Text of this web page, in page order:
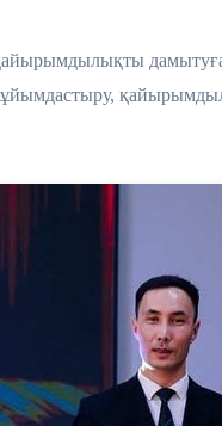
қайырымдылықты